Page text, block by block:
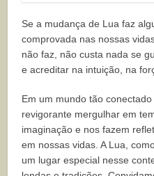
Se a mudança de Lua faz
comprovada nas nossas
não faz, não custa nada se
e acreditar na intuição, na
Em um mundo tão
revigorante mergulhar em
imaginação e nos fazem
em nossas vidas. A Lua,
um lugar especial nesse